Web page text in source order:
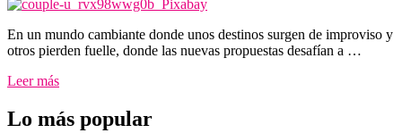
En un mundo cambiante donde unos destinos surgen de improviso y
otros pierden fuelle, donde las nuevas propuestas desafían a …
Leer más
Lo más popular